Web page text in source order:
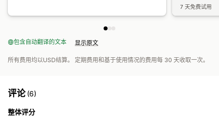
7 天免费试用
包含自动翻译的文本 显示原文
所有费用均以USD结算。 定期费用和基于使用情况的费用每 30 天收取一次。
评论(6)
整体评分